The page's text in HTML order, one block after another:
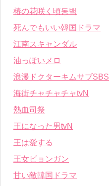
椿の花咲く頃동백
死んでもいい韓国ドラマ
江南スキャンダル
油っぽいメロ
浪漫ドクターキムサブSBS
海街チャチャチャtvN
熱血司祭
王になった男tvN
王は愛する
王女ピョンガン
甘い敵韓国ドラマ